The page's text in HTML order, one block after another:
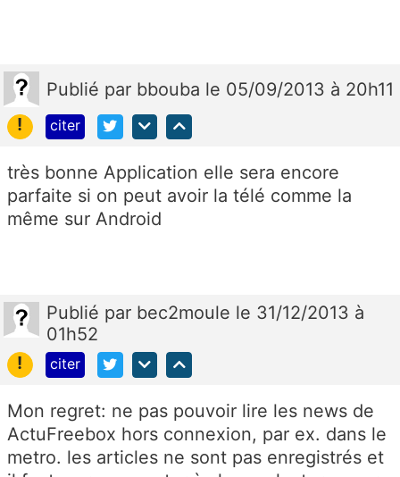
Publié par bbouba le 05/09/2013 à 20h11
!
citer
très bonne Application elle sera encore
parfaite si on peut avoir la télé comme la
même sur Android
Publié par bec2moule le 31/12/2013 à
01h52
!
citer
Mon regret: ne pas pouvoir lire les news de
ActuFreebox hors connexion, par ex. dans le
metro. les articles ne sont pas enregistrés et